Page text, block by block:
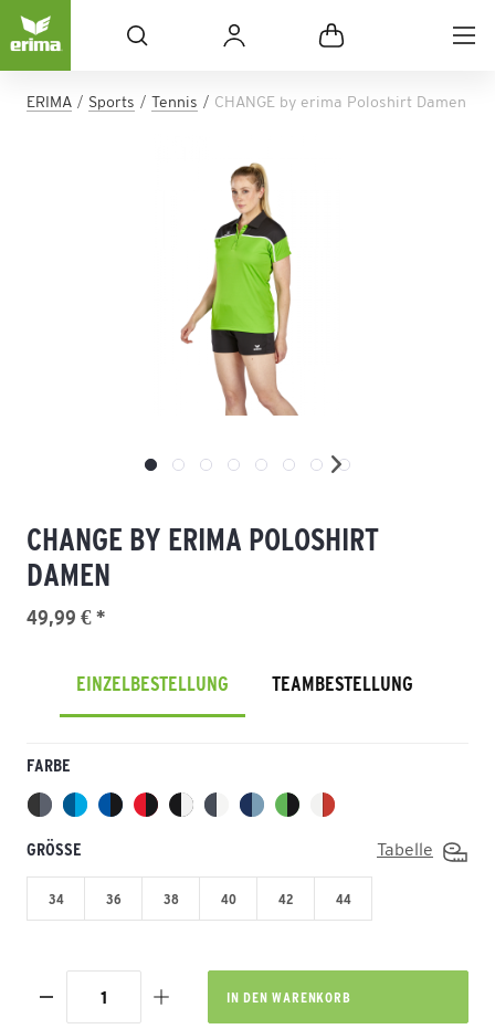
ERIMA Sports Tennis CHANGE by erima Poloshirt Damen
CHANGE BY ERIMA POLOSHIRT
DAMEN
49,99 € *
EINZELBESTELLUNG TEAMBESTELLUNG
FARBE
GRÖSSE Tabelle
34 36 38 40 42 44
IN DEN WARENKORB